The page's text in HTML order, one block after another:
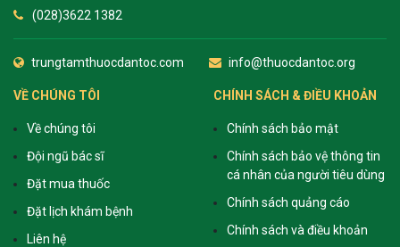
(028)3622 1382
trungtamthuocdantoc.com info@thuocdantoc.org
VỀ CHÚNG TÔI
Về chúng tôi
Đội ngũ bác sĩ
Đặt mua thuốc
Đặt lịch khám bệnh
Liên hệ
CHÍNH SÁCH & ĐIỀU KHOẢN
Chính sách bảo mật
Chính sách bảo vệ thông tin
cá nhân của người tiêu dùng
Chính sách quảng cáo
Chính sách và điều khoản